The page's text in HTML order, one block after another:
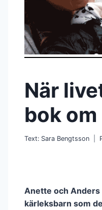
När
bok
Text: Sara Bengtsson
Anette och Anders
kärleksbarn som